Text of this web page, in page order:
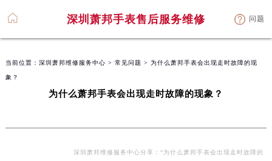
深圳萧邦手表售后服务维修 问题
当前位置： 深圳萧邦维修服务中心 > 常见问题 > 为什么萧邦手表会出现走时故障的现
象？
为什么萧邦手表会出现走时故障的现象？
深圳萧邦维修服务中心分享：“为什么萧邦手表会出现走时故障的